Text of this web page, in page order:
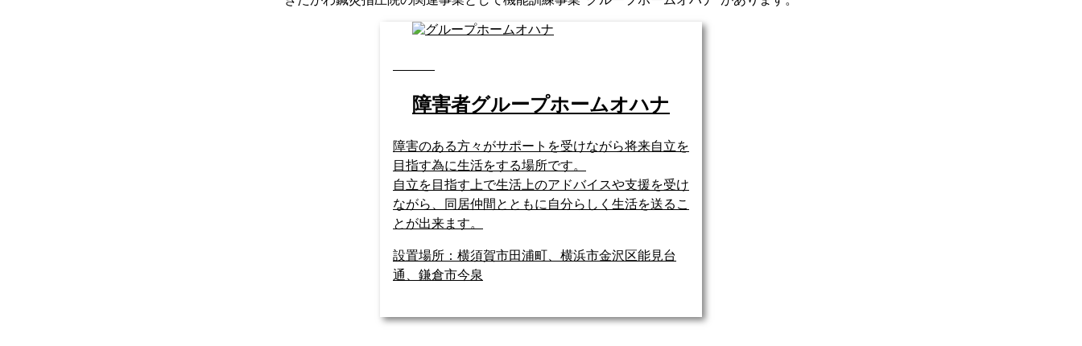
障害者グループホームオハナ
障害のある方々がサポートを受けながら将来自立を
目指す為に生活をする場所です。
自立を目指す上で生活上のアドバイスや支援を受け
ながら、同居仲間とともに自分らしく生活を送るこ
とが出来ます。
設置場所：横須賀市田浦町、横浜市金沢区能見台
通、鎌倉市今泉